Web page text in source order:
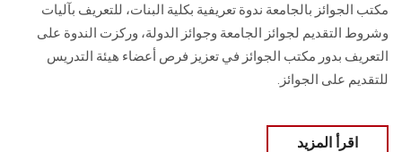
مكتب الجوائز بالجامعة ندوة تعريفية بكلية البنات، للتعريف بآليات
وشروط التقديم لجوائز الجامعة وجوائز الدولة‎، وركزت الندوة على
التعريف بدور مكتب الجوائز في تعزيز فرص أعضاء هيئة التدريس
‏للتقديم على الجوائز.
اقرأ المزيد